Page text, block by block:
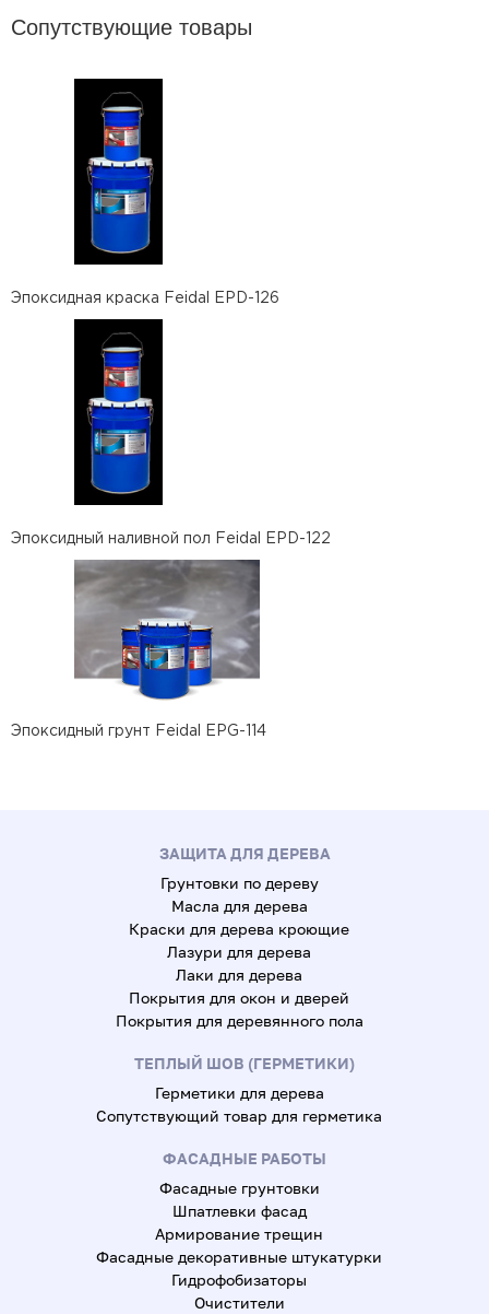
Сопутствующие товары
Эпоксидная краска Feidal EPD-126
Эпоксидный наливной пол Feidal EPD-122
Эпоксидный грунт Feidal EPG-114
ЗАЩИТА ДЛЯ ДЕРЕВА
Грунтовки по дереву
Масла для дерева
Краски для дерева кроющие
Лазури для дерева
Лаки для дерева
Покрытия для окон и дверей
Покрытия для деревянного пола
ТЕПЛЫЙ ШОВ (ГЕРМЕТИКИ)
Герметики для дерева
Сопутствующий товар для герметика
ФАСАДНЫЕ РАБОТЫ
Фасадные грунтовки
Шпатлевки фасад
Армирование трещин
Фасадные декоративные штукатурки
Гидрофобизаторы
Очистители